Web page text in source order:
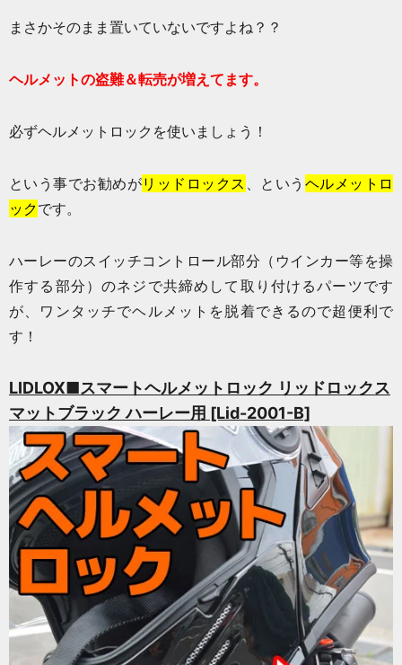
まさかそのまま置いていないですよね？？
ヘルメットの盗難＆転売が増えてます。
必ずヘルメットロックを使いましょう！
という事でお勧めがリッドロックス 、という ヘルメットロ
ックです。
ハーレーのスイッチコントロール部分（ウインカー等を操
作する部分）のネジで共締めして取り付けるパーツです
が、ワンタッチでヘルメットを脱着できるので超便利で
す！
LIDLOX■スマートヘルメットロック リッドロックス
マットブラック ハーレー用 [Lid-2001-B]